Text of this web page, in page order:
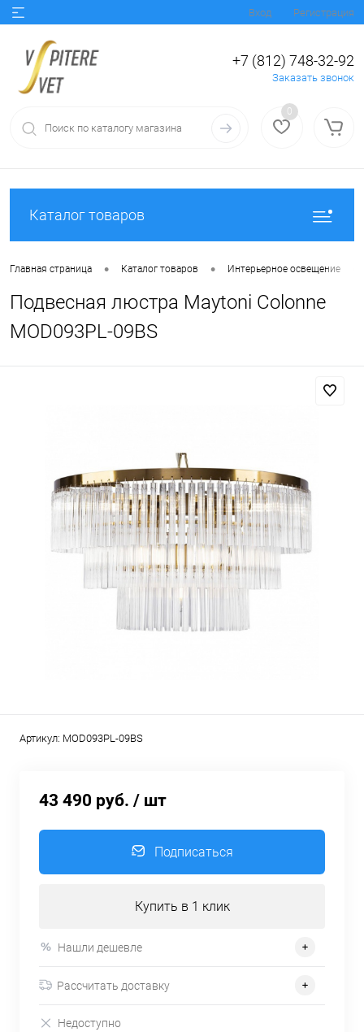
Вход Регистрация
+7 (812) 748-32-92
Заказать звонок
0
Каталог товаров
Главная страница • Каталог товаров • Интерьерное освещение
Подвесная люстра Maytoni Colonne
MOD093PL-09BS
Артикул: MOD093PL-09BS
43 490 руб. / шт
Подписаться
Купить в 1 клик
Нашли дешевле
Рассчитать доставку
Недоступно